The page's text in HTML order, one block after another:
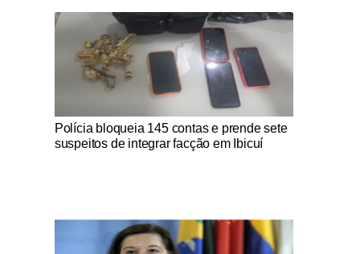
Notícias Católicas
Polícia bloqueia 145 contas e prende sete
suspeitos de integrar facção em Ibicuí